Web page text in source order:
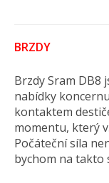
BRZDY
Brzdy Sram DB8
nabídky
kontaktem
momentu, který
Počáteční síla
bychom na takto